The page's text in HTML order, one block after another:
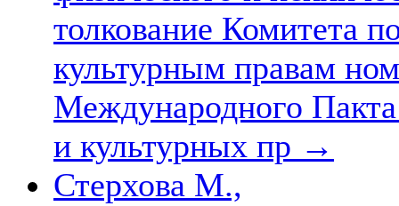
толкование Комитета
культурным правам
Международного
и культурных пр →
Стерхова М.,